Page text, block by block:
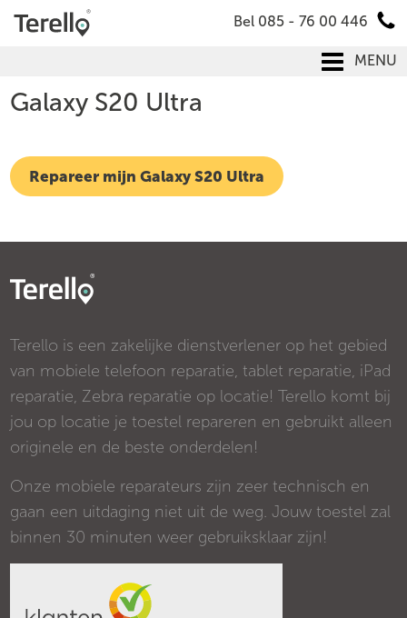
Bel 085 - 76 00 446
MENU
Galaxy S20 Ultra
Repareer mijn Galaxy S20 Ultra
Terello is een zakelijke dienstverlener op het gebied
van mobiele telefoon reparatie, tablet reparatie, iPad
reparatie, Zebra reparatie op locatie! Terello komt bij
jou op locatie je toestel repareren en gebruikt alleen
originele en de beste onderdelen!
Onze mobiele reparateurs zijn zeer technisch en
gaan een uitdaging niet uit de weg. Jouw toestel zal
binnen 30 minuten weer gebruiksklaar zijn!